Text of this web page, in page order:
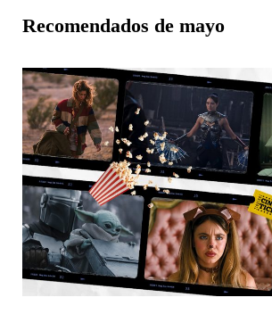
Recomendados de mayo